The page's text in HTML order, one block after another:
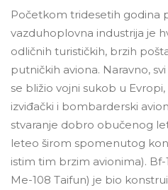
Početkom tridesetih godina
vazduhoplovna industrija je
odličnih turističkih, brzih
putničkih aviona. Naravno,
se bližio vojni sukob u
izviđački i bombarderski
stvaranje dobro obučenog
leteo širom spomenutog
istim tim brzim avionima). Bf-
Me-108 Taifun) je bio